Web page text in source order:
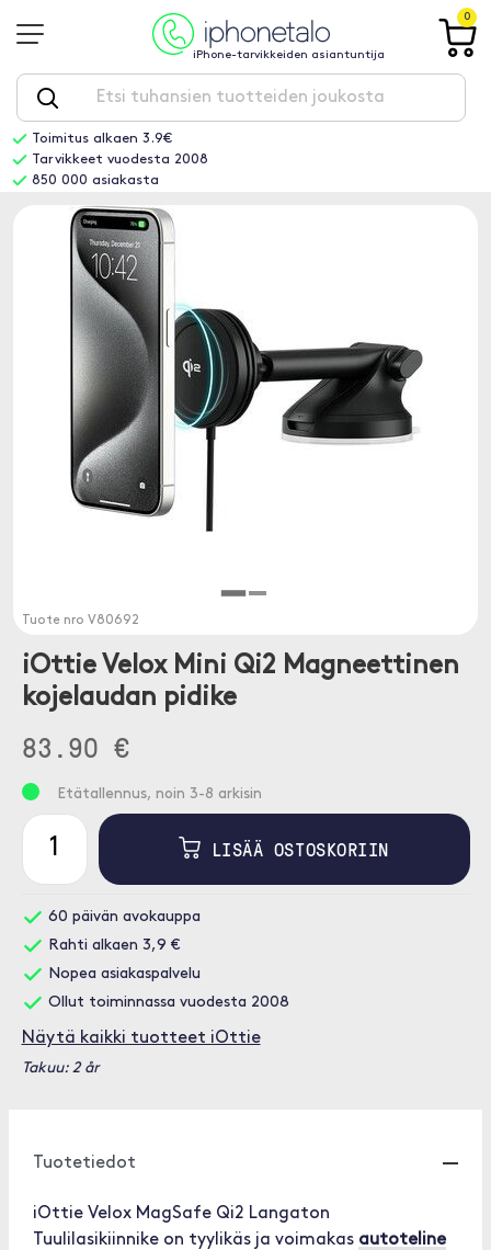
iPhone-tarvikkeiden asiantuntija
0
Toimitus alkaen 3.9€
Tarvikkeet vuodesta 2008
850 000 asiakasta
Tuote nro V80692
iOttie Velox Mini Qi2 Magneettinen
kojelaudan pidike
83.90 €
Etätallennus, noin 3-8 arkisin
LISÄÄ OSTOSKORIIN
60 päivän avokauppa
Rahti alkaen 3,9 €
Nopea asiakaspalvelu
Ollut toiminnassa vuodesta 2008
Näytä kaikki tuotteet iOttie
Takuu: 2 år
Tuotetiedot
iOttie Velox MagSafe Qi2 Langaton
Tuulilasikiinnike on tyylikäs ja voimakas autoteline